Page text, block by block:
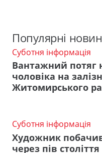
Популярні
Суботня інформація
Вантажний потяг
чоловіка на
Житомирського
Суботня інформація
Художник
через пів